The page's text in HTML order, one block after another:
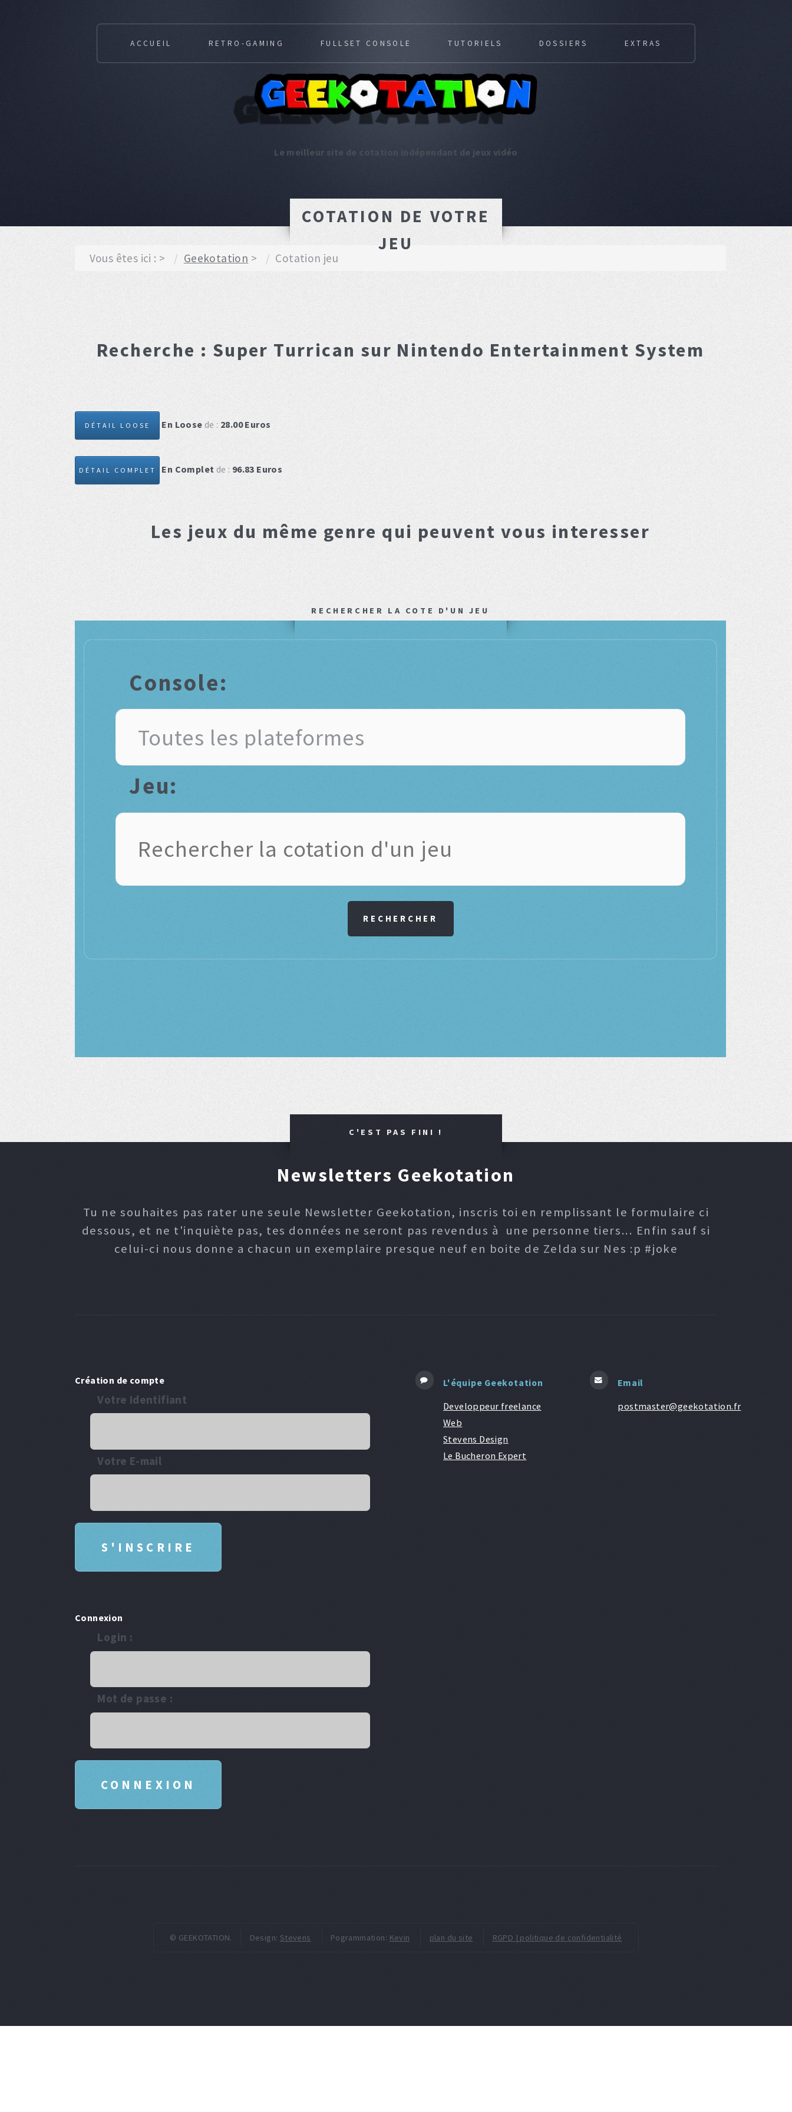
Le meilleur site de cotation indépendant de jeux vidéo
ACCUEIL RETRO-GAMING FULLSET CONSOLE TUTORIELS DOSSIERS EXTRAS
COTATION DE VOTRE
JEU
Vous êtes ici : Geekotation Cotation jeu
Recherche : Super Turrican sur Nintendo Entertainment System
DÉTAIL LOOSE En Loose de : 28.00Euros
DÉTAIL COMPLET En Complet de : 96.83 Euros
Les jeux du même genre qui peuvent vous interesser
RECHERCHER LA COTE D'UN JEU
Console:
Jeu:
RECHERCHER
C'EST PAS FINI !
Newsletters Geekotation
Tu ne souhaites pas rater une seule Newsletter Geekotation, inscris toi en remplissant le formulaire ci
dessous, et ne t'inquiète pas, tes données ne seront pas revendus à une personne tiers... Enfin sauf si
celui-ci nous donne a chacun un exemplaire presque neuf en boite de Zelda sur Nes :p #joke
Création de compte
Votre Identifiant
Votre E-mail
Connexion
Login :
Mot de passe :
L'équipe Geekotation
Developpeur freelance
Web
Stevens Design
Le Bucheron Expert
Email
postmaster@geekotation.fr
© GEEKOTATION. Design: Stevens Pogrammation: Kevin plan du site RGPD | politique de confidentialité